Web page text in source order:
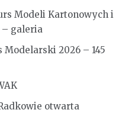
Modeli Kartonowych i
– galeria
Modelarski 2026 – 145
otwarta